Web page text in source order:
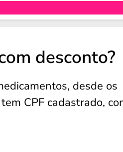
desconto?
desde os
CPF cadastrado,